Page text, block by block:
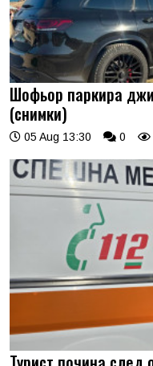
Шофьор паркира
(снимки)
05 Aug 13:30 0